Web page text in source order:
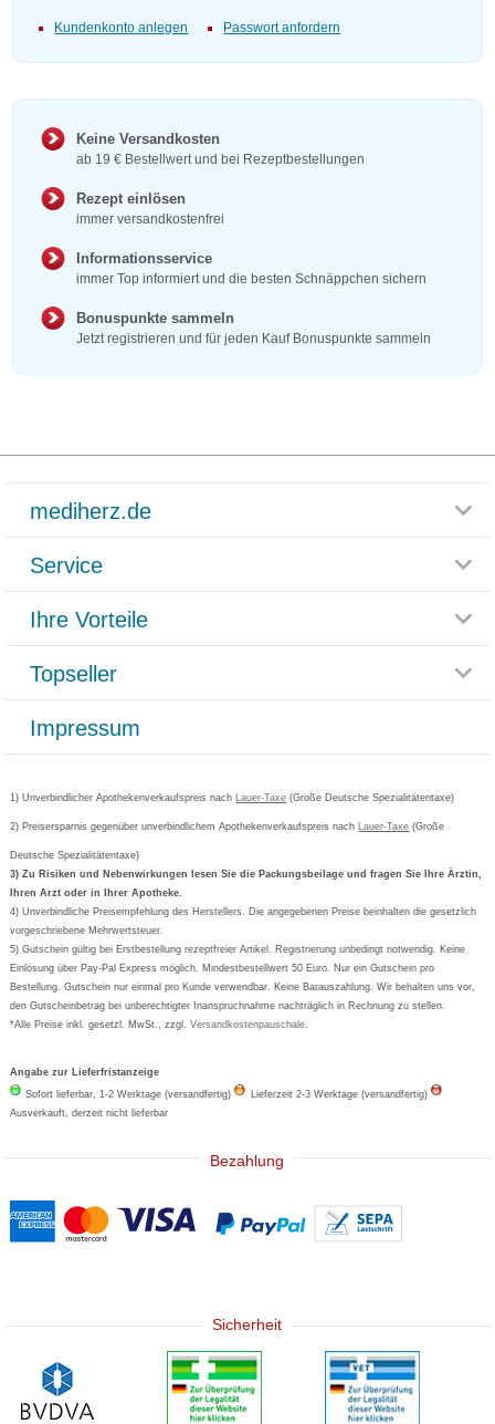
Kundenkonto anlegen Passwort anfordern
Keine Versandkosten
ab 19 € Bestellwert und bei Rezeptbestellungen
Rezept einlösen
immer versandkostenfrei
Informationsservice
immer Top informiert und die besten Schnäppchen sichern
Bonuspunkte sammeln
Jetzt registrieren und für jeden Kauf Bonuspunkte sammeln
mediherz.de
Glossar
Häufig gestellte Fragen
Datenschutz
AGB
Cookie-Einstellungen
Vertrag widerrufen
Service
Rücksendemöglichkeit
Paketlieferstatus
Versandkosten
Bestellschein ausfüllen
Newsletteranmeldung
Ihre Vorteile
Rezeptlieferung
Bonusprogramm
Gutschein und Rabatte
Kundenbewertung
Topseller
Grippostad
Bepanthen
Formoline
Wick
Eucerin
Basica
Impressum
1) Unverbindlicher Apothekenverkaufspreis nach Lauer-Taxe (Große Deutsche Spezialitätentaxe)
2) Preisersparnis gegenüber unverbindlichem Apothekenverkaufspreis nach Lauer-Taxe (Große
Deutsche Spezialitätentaxe)
3) Zu Risiken und Nebenwirkungen lesen Sie die Packungsbeilage und fragen Sie Ihre Ärztin,
Ihren Arzt oder in Ihrer Apotheke.
4) Unverbindliche Preisempfehlung des Herstellers. Die angegebenen Preise beinhalten die gesetzlich
vorgeschriebene Mehrwertsteuer.
5) Gutschein gültig bei Erstbestellung rezeptfreier Artikel. Registrierung unbedingt notwendig. Keine
Einlösung über Pay-Pal Express möglich. Mindestbestellwert 50 Euro. Nur ein Gutschein pro
Bestellung. Gutschein nur einmal pro Kunde verwendbar. Keine Barauszahlung. Wir behalten uns vor,
den Gutscheinbetrag bei unberechtigter Inanspruchnahme nachträglich in Rechnung zu stellen.
*Alle Preise inkl. gesetzl. MwSt., zzgl.Versandkostenpauschale
Angabe zur Lieferfristanzeige
Sofort lieferbar, 1-2 Werktage (versandfertig)
Lieferzeit 2-3 Werktage (versandfertig)
Ausverkauft, derzeit nicht lieferbar
Bezahlung
Sicherheit